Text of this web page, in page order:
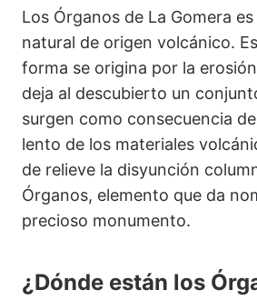
Los Órganos de La Gomera
natural de origen volcánico.
forma se origina por la
deja al descubierto un
surgen como consecuencia
lento de los materiales
de relieve la disyunción
Órganos, elemento que da
precioso monumento.
¿Dónde están los